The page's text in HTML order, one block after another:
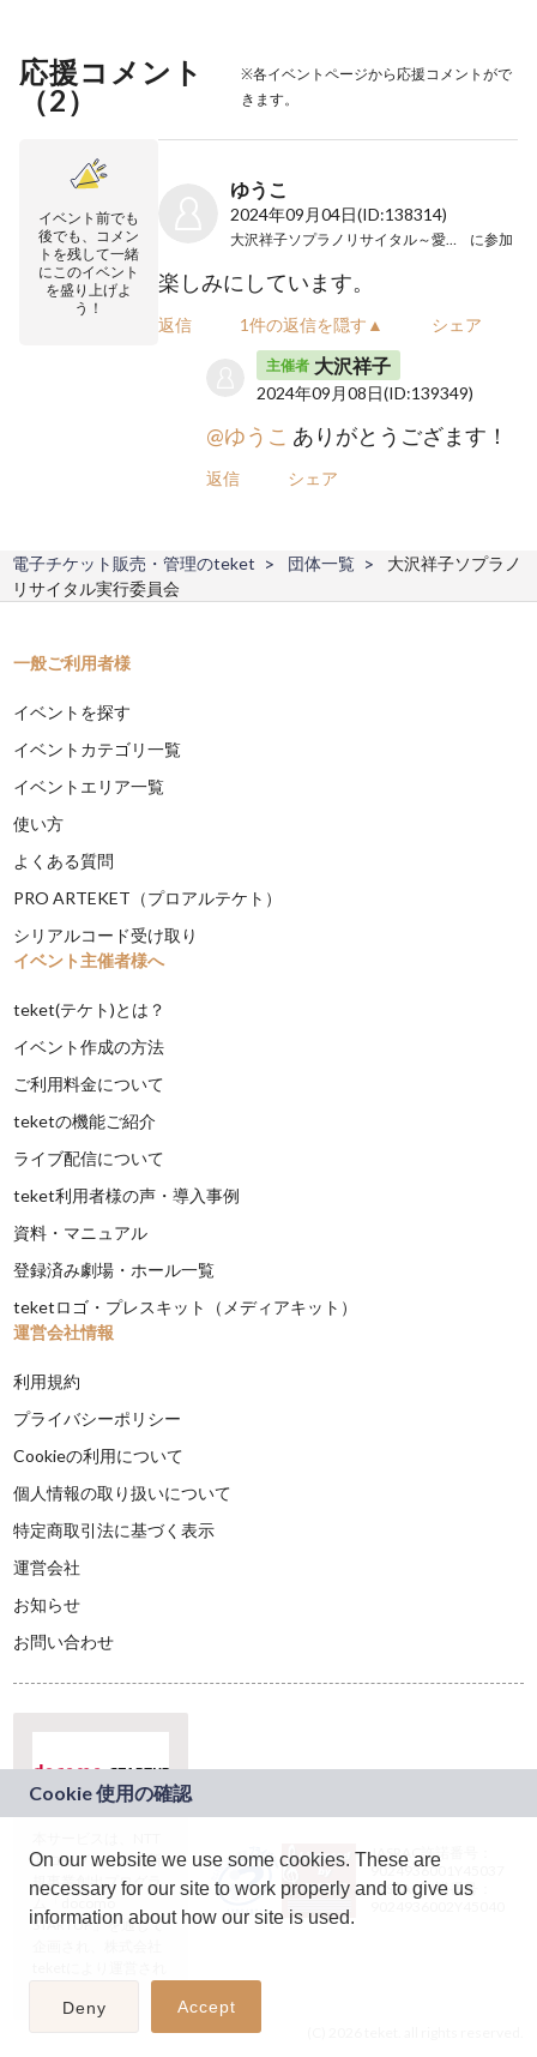
応援コメント
（2）
※各イベントページから応援コメントがで
きます。
イベント前でも
後でも、コメン
トを残して一緒
にこのイベント
を盛り上げよ
う！
ゆうこ
2024年09月04日(ID:138314)
に参加
楽しみにしています。
返信 1件の返信を隠す▲ シェア
主催者 大沢祥子
2024年09月08日(ID:139349)
@ゆうこ ありがとうござます！
返信 シェア
電子チケット販売・管理のteket 団体一覧
大沢祥子ソプラノ
リサイタル実行委員会
一般ご利用者様
イベントを探す
イベントカテゴリ一覧
イベントエリア一覧
使い方
よくある質問
PRO ARTEKET（プロアルテケト）
シリアルコード受け取り
イベント主催者様へ
teket(テケト)とは？
イベント作成の方法
ご利用料金について
teketの機能ご紹介
ライブ配信について
teket利用者様の声・導入事例
資料・マニュアル
登録済み劇場・ホール一覧
teketロゴ・プレスキット（メディアキット）
運営会社情報
利用規約
プライバシーポリシー
Cookieの利用について
個人情報の取り扱いについて
特定商取引法に基づく表示
運営会社
お知らせ
お問い合わせ
ドコモグループの新
規事業創出プログラ
ム「docomo
STARTUP」を通じて
JASRAC許諾番号：
9024936001Y45037
JASRAC許諾番号：
On our website we use some cookies. These are
necessary for our site to work properly and to give us
information about how our site is used.
Deny Accept